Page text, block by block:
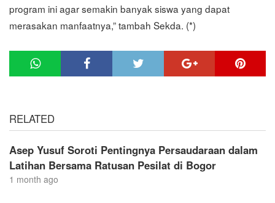
program ini agar semakin banyak siswa yang dapat
merasakan manfaatnya,” tambah Sekda. (*)
RELATED
Asep Yusuf Soroti Pentingnya Persaudaraan dalam
Latihan Bersama Ratusan Pesilat di Bogor
1 month ago